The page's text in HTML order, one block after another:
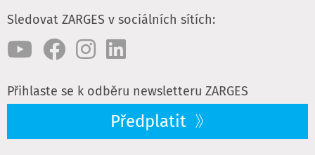
Sledovat ZARGES v sociálních sítích:
Přihlaste se k odběru newsletteru ZARGES
Předplatit